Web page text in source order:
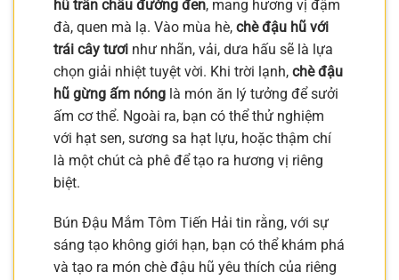
hũ trân châu đường đen, mang hương vị đậm
đà, quen mà lạ. Vào mùa hè, chè đậu hũ với
trái cây tươi như nhãn, vải, dưa hấu sẽ là lựa
chọn giải nhiệt tuyệt vời. Khi trời lạnh, chè đậu
hũ gừng ấm nóng là món ăn lý tưởng để sưởi
ấm cơ thể. Ngoài ra, bạn có thể thử nghiệm
với hạt sen, sương sa hạt lựu, hoặc thậm chí
là một chút cà phê để tạo ra hương vị riêng
biệt.
Bún Đậu Mắm Tôm Tiến Hải tin rằng, với sự
sáng tạo không giới hạn, bạn có thể khám phá
và tạo ra món chè đậu hũ yêu thích của riêng